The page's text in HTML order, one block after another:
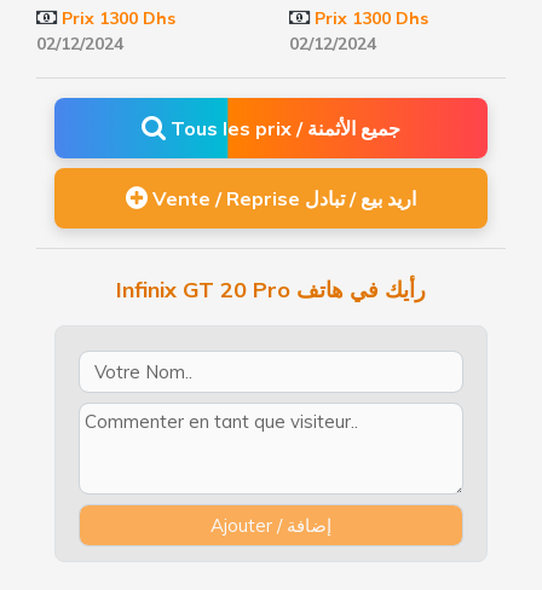
Prix 1300 Dhs
02/12/2024
Prix 1300 Dhs
02/12/2024
Tous les prix / جميع الأثمنة
Vente / Reprise اريد بيع / تبادل
Infinix GT 20 Pro رأيك في هاتف